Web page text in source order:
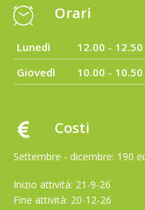
Orari
Lunedì 12.00 - 12.50
Giovedì
10.00 - 10.50
Costi
Settembre - dicembre: 190
Inizio attività: 21-9-26
Fine attività: 20-12-26